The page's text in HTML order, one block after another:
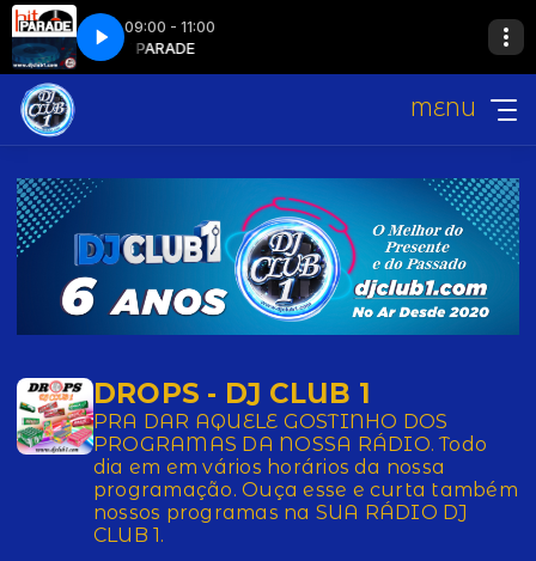
09:00 - 11:00
CLUB HIT PARADE
MENU
DROPS - DJ CLUB 1
PRA DAR AQUELE GOSTINHO DOS
PROGRAMAS DA NOSSA RÁDIO. Todo
dia em em vários horários da nossa
programação. Ouça esse e curta também
nossos programas na SUA RÁDIO DJ
CLUB 1.